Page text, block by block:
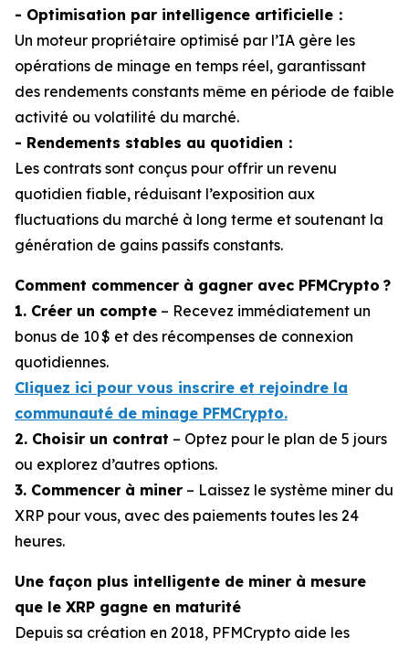
- Optimisation par intelligence artificielle：
Un moteur propriétaire optimisé par l’IA gère les
opérations de minage en temps réel, garantissant
des rendements constants même en période de faible
activité ou volatilité du marché.
- Rendements stables au quotidien：
Les contrats sont conçus pour offrir un revenu
quotidien fiable, réduisant l’exposition aux
fluctuations du marché à long terme et soutenant la
génération de gains passifs constants.
Comment commencer à gagner avec PFMCrypto ?
1. Créer un compte – Recevez immédiatement un
bonus de 10 $ et des récompenses de connexion
quotidiennes.
Cliquez ici pour vous inscrire et rejoindre la
communauté de minage PFMCrypto.
2. Choisir un contrat – Optez pour le plan de 5 jours
ou explorez d’autres options.
3. Commencer à miner – Laissez le système miner du
XRP pour vous, avec des paiements toutes les 24
heures.
Une façon plus intelligente de miner à mesure
que le XRP gagne en maturité
Depuis sa création en 2018, PFMCrypto aide les